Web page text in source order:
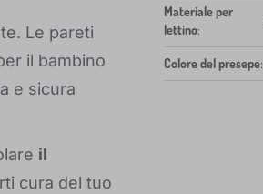
Le pareti
il bambino
e sicura
il
cura del tuo
Materiale per
lettino:
Colore del presepe: